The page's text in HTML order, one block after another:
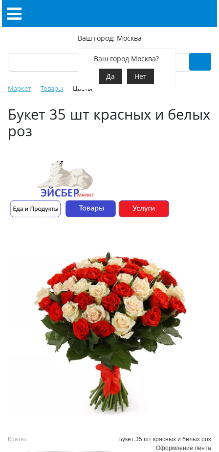
Ваш город: Москва
Ваш город Москва?
Да
Нет
Маркет Товары Цветы
Букет 35 шт красных и белых
роз
Кратко
Букет 35 шт красных и белых роз
Оформление лента